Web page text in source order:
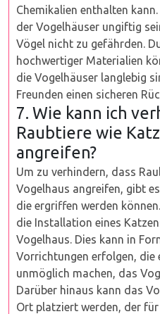
Chemikalien enthalten
der Vogelhäuser ungiftig
Vögel nicht zu gefährden.
hochwertiger Materialien
die Vogelhäuser langlebig
Freunden einen sicheren
7. Wie kann ich
Raubtiere wie
angreifen?
Um zu verhindern, dass
Vogelhaus angreifen, gibt
die ergriffen werden
die Installation eines
Vogelhaus. Dies kann in
Vorrichtungen erfolgen, die
unmöglich machen, das
Darüber hinaus kann das
Ort platziert werden, der